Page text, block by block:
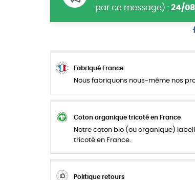
par ce message) : 24/
Fabriqué France
Nous fabriquons nous-même nos
Coton organique tricoté en France
Notre coton bio (ou organique)
tricoté en France.
Politique retours